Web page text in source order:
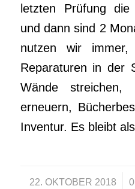
letzten Prüfung die
und dann sind 2
nutzen wir
Reparaturen in der
Wände streichen,
erneuern,
Inventur. Es bleibt
22. OKTOBER 2018
/